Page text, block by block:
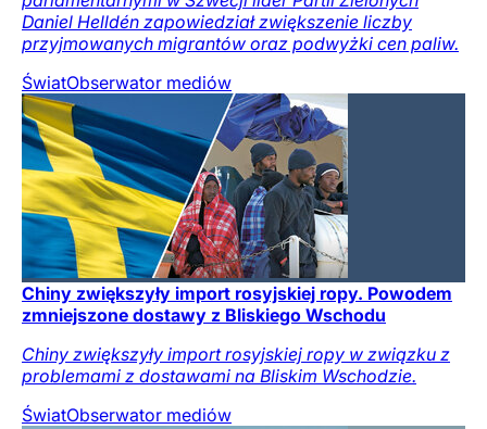
Daniel Helldén zapowiedział zwiększenie liczby
przyjmowanych migrantów oraz podwyżki cen paliw.
ŚwiatObserwator mediów
Chiny zwiększyły import rosyjskiej ropy. Powodem
zmniejszone dostawy z Bliskiego Wschodu
Chiny zwiększyły import rosyjskiej ropy w związku z
problemami z dostawami na Bliskim Wschodzie.
ŚwiatObserwator mediów